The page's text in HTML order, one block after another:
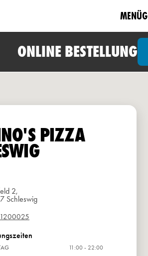
MENÜ
ONLINE BESTELLUNG
PIZZA
2,
Schleswig
11:00 - 22:00